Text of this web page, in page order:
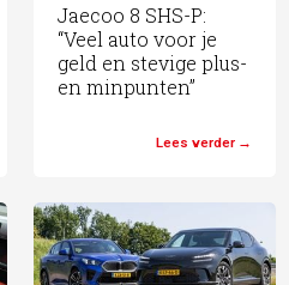
Jaecoo 8 SHS-P:
“Veel auto voor je
geld en stevige plus-
en minpunten”
Lees verder